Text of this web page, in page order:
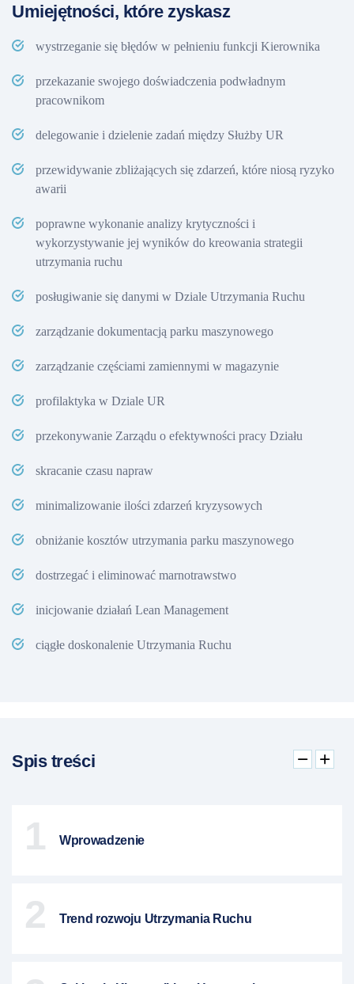
Umiejętności, które zyskasz
wystrzeganie się błędów w pełnieniu funkcji Kierownika
przekazanie swojego doświadczenia podwładnym
pracownikom
delegowanie i dzielenie zadań między Służby UR
przewidywanie zbliżających się zdarzeń, które niosą ryzyko
awarii
poprawne wykonanie analizy krytyczności i
wykorzystywanie jej wyników do kreowania strategii
utrzymania ruchu
posługiwanie się danymi w Dziale Utrzymania Ruchu
zarządzanie dokumentacją parku maszynowego
zarządzanie częściami zamiennymi w magazynie
profilaktyka w Dziale UR
przekonywanie Zarządu o efektywności pracy Działu
skracanie czasu napraw
minimalizowanie ilości zdarzeń kryzysowych
obniżanie kosztów utrzymania parku maszynowego
dostrzegać i eliminować marnotrawstwo
inicjowanie działań Lean Management
ciągłe doskonalenie Utrzymania Ruchu
Spis treści
1 Wprowadzenie
2 Trend rozwoju Utrzymania Ruchu